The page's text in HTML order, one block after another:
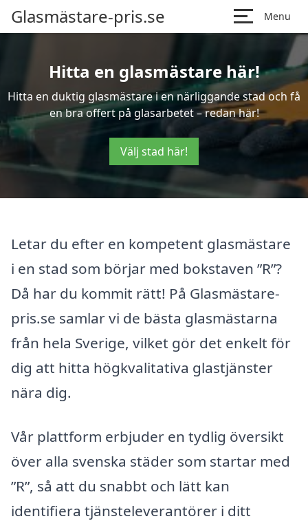
Glasmästare-pris.se Menu
Hitta en glasmästare här!
Hitta en duktig glasmästare i en närliggande stad och få
en bra offert på glasarbetet – redan här!
Välj stad här!
Letar du efter en kompetent glasmästare
i en stad som börjar med bokstaven ”R”?
Då har du kommit rätt! På Glasmästare-
pris.se samlar vi de bästa glasmästarna
från hela Sverige, vilket gör det enkelt för
dig att hitta högkvalitativa glastjänster
nära dig.
Vår plattform erbjuder en tydlig översikt
över alla svenska städer som startar med
”R”, så att du snabbt och lätt kan
identifiera tjänsteleverantörer i ditt